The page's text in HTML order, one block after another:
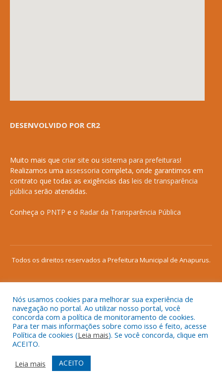
DESENVOLVIDO POR CR2
Muito mais que criar site ou sistema para prefeituras!
Realizamos uma assessoria completa, onde garantimos em
contrato que todas as exigências das leis de transparência
pública serão atendidas.
Conheça o PNTP e o Radar da Transparência Pública
Todos os direitos reservados a Prefeitura Municipal de Anapurus.
Mapa do Site
Acessar Área Administrativa
Acessar o Webmail
Nós usamos cookies para melhorar sua experiência de
navegação no portal. Ao utilizar nosso portal, você
concorda com a política de monitoramento de cookies.
Para ter mais informações sobre como isso é feito, acesse
Política de cookies (Leia mais). Se você concorda, clique em
ACEITO.
Leia mais
ACEITO